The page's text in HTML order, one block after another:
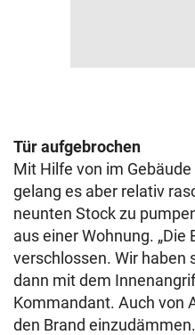
Tür aufgebrochen
Mit Hilfe von im
gelang es aber relativ
neunten Stock zu
aus einer Wohnung. „Die
verschlossen. Wir haben
dann mit dem
Kommandant. Auch von
den Brand